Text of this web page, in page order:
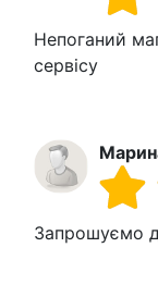
Непоганий
сервісу
Запрошуємо